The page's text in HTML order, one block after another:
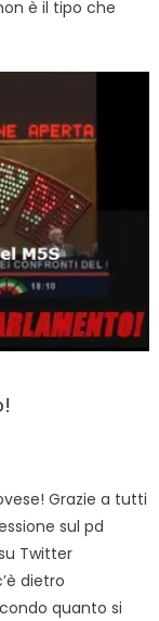
è il tipo che
Grazie a tutti
sul pd
Twitter
dietro
quanto si